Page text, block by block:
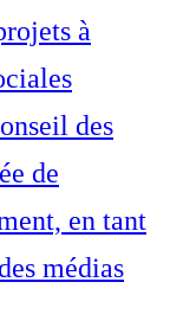
à
des
de
en tant
médias